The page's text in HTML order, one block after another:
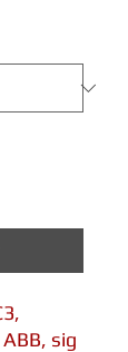
sig